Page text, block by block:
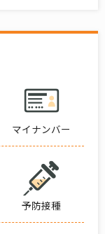
マイナンバー
予防接種